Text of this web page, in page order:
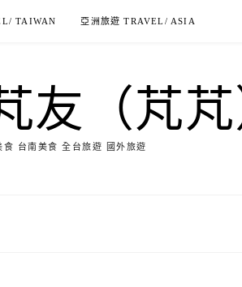
TAIWAN 亞洲旅遊 TRAVEL/ ASIA
友（芃芃
食 台南美食 全台旅遊 國外旅遊